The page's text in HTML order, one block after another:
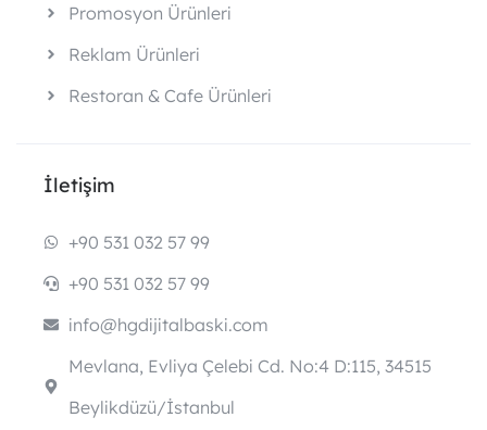
Promosyon Ürünleri
Reklam Ürünleri
Restoran & Cafe Ürünleri
İletişim
+90 531 032 57 99
+90 531 032 57 99
info@hgdijitalbaski.com
Mevlana, Evliya Çelebi Cd. No:4 D:115, 34515
Beylikdüzü/İstanbul